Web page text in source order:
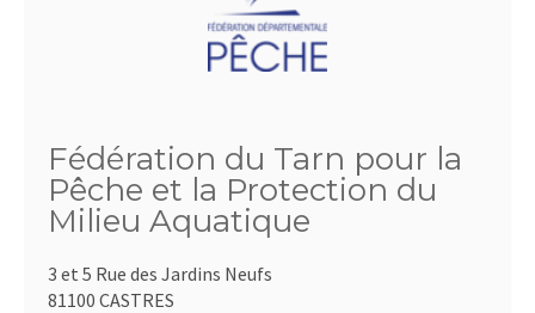
Fédération du Tarn pour la
Pêche et la Protection du
Milieu Aquatique
3 et 5 Rue des Jardins Neufs
81100 CASTRES